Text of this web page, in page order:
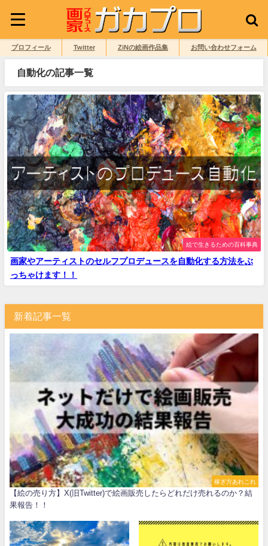
プロフィール Twitter ZiNの絵画作品集 お問い合わせフォーム
自動化の記事一覧
絵で生きるための百科事典
画家やアーティストのセルフプロデュースを自動化する方法をぶ
っちゃけます！！
新着記事一覧
稼ぎ方あれこれ
【絵の売り方】X(旧Twitter)で絵画販売したらどれだけ売れるのか？結
果報告！！